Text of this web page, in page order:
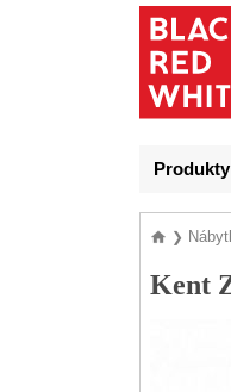
Produkty
❯
Kent